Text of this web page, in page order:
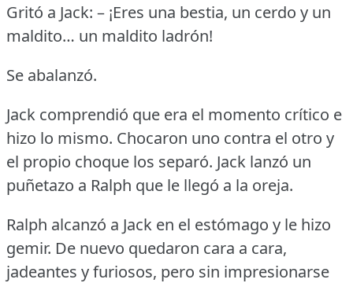
Gritó a Jack: – ¡Eres una bestia, un cerdo y un
maldito… un maldito ladrón!
Se abalanzó.
Jack comprendió que era el momento crítico e
hizo lo mismo. Chocaron uno contra el otro y
el propio choque los separó. Jack lanzó un
puñetazo a Ralph que le llegó a la oreja.
Ralph alcanzó a Jack en el estómago y le hizo
gemir. De nuevo quedaron cara a cara,
jadeantes y furiosos, pero sin impresionarse